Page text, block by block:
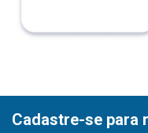
Cadastre-se para